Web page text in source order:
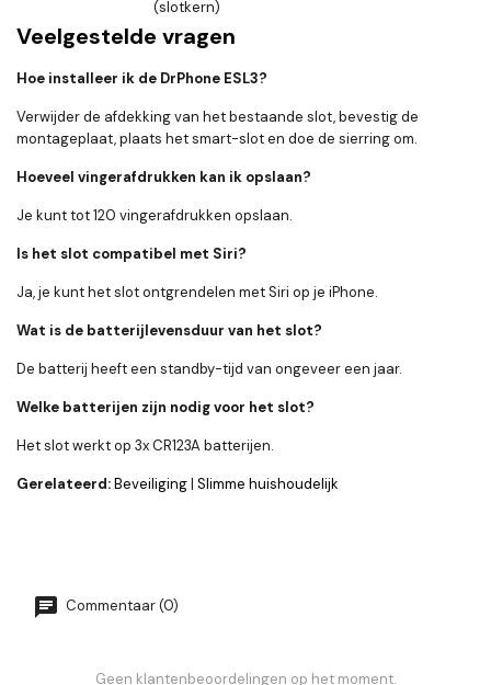
(slotkern)
Veelgestelde vragen
Hoe installeer ik de DrPhone ESL3?
Verwijder de afdekking van het bestaande slot, bevestig de
montageplaat, plaats het smart-slot en doe de sierring om.
Hoeveel vingerafdrukken kan ik opslaan?
Je kunt tot 120 vingerafdrukken opslaan.
Is het slot compatibel met Siri?
Ja, je kunt het slot ontgrendelen met Siri op je iPhone.
Wat is de batterijlevensduur van het slot?
De batterij heeft een standby-tijd van ongeveer een jaar.
Welke batterijen zijn nodig voor het slot?
Het slot werkt op 3x CR123A batterijen.
Gerelateerd:Beveiliging| Slimme huishoudelijk
Commentaar (0)
Geen klantenbeoordelingen op het moment.